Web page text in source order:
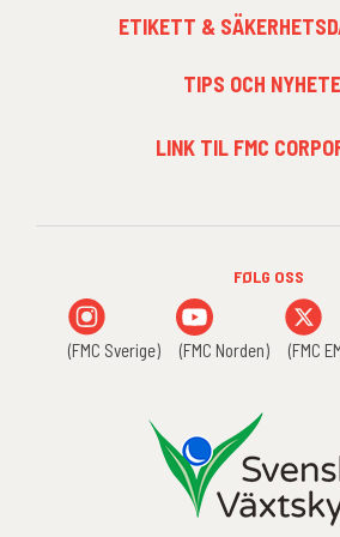
ETIKETT &
TIPS OCH
LINK TIL FMC
FØLG OSS
(FMC Sverige) (FMC Norden) (FMC